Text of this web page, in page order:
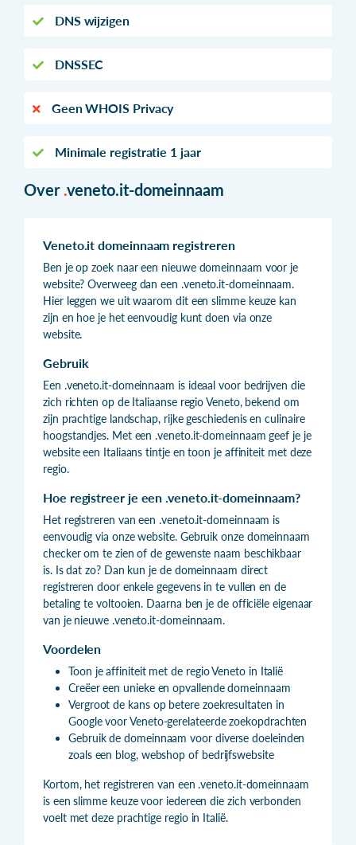
DNS wijzigen
DNSSEC
Geen WHOIS Privacy
Minimale registratie 1 jaar
Over .veneto.it-domeinnaam
Veneto.it domeinnaam registreren
Ben je op zoek naar een nieuwe domeinnaam voor je
website? Overweeg dan een .veneto.it-domeinnaam.
Hier leggen we uit waarom dit een slimme keuze kan
zijn en hoe je het eenvoudig kunt doen via onze
website.
Gebruik
Een .veneto.it-domeinnaam is ideaal voor bedrijven die
zich richten op de Italiaanse regio Veneto, bekend om
zijn prachtige landschap, rijke geschiedenis en culinaire
hoogstandjes. Met een .veneto.it-domeinnaam geef je je
website een Italiaans tintje en toon je affiniteit met deze
regio.
Hoe registreer je een .veneto.it-domeinnaam?
Het registreren van een .veneto.it-domeinnaam is
eenvoudig via onze website. Gebruik onze domeinnaam
checker om te zien of de gewenste naam beschikbaar
is. Is dat zo? Dan kun je de domeinnaam direct
registreren door enkele gegevens in te vullen en de
betaling te voltooien. Daarna ben je de officiële eigenaar
van je nieuwe .veneto.it-domeinnaam.
Voordelen
Toon je affiniteit met de regio Veneto in Italië
Creëer een unieke en opvallende domeinnaam
Vergroot de kans op betere zoekresultaten in
Google voor Veneto-gerelateerde zoekopdrachten
Gebruik de domeinnaam voor diverse doeleinden
zoals een blog, webshop of bedrijfswebsite
Kortom, het registreren van een .veneto.it-domeinnaam
is een slimme keuze voor iedereen die zich verbonden
voelt met deze prachtige regio in Italië.